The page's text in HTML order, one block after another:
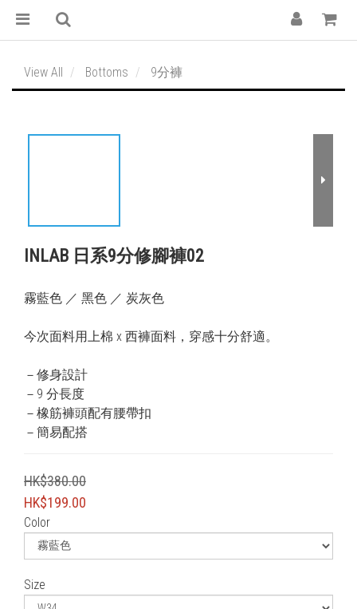
View All Bottoms 9分褲
INLAB 日系9分修腳褲02
霧藍色 ／ 黑色 ／ 炭灰色
今次面料用上棉 x 西褲面料，穿感十分舒適。
－修身設計
－9 分長度
－橡筋褲頭配有腰帶扣
－簡易配搭
HK$380.00
HK$199.00
Color
Size